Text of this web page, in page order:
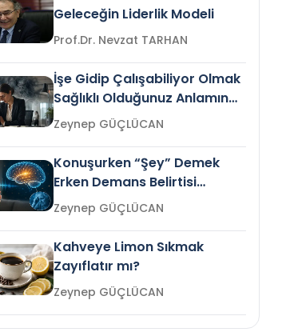
Geleceğin Liderlik Modeli
Prof.Dr. Nevzat TARHAN
İşe Gidip Çalışabiliyor Olmak
Sağlıklı Olduğunuz Anlamına
Gelir mi?Zeynep GÜÇLÜCAN
Konuşurken “Şey” Demek
Erken Demans Belirtisi
Olabilir mi?Zeynep GÜÇLÜCAN
Kahveye Limon Sıkmak
Zayıflatır mı?
Zeynep GÜÇLÜCAN